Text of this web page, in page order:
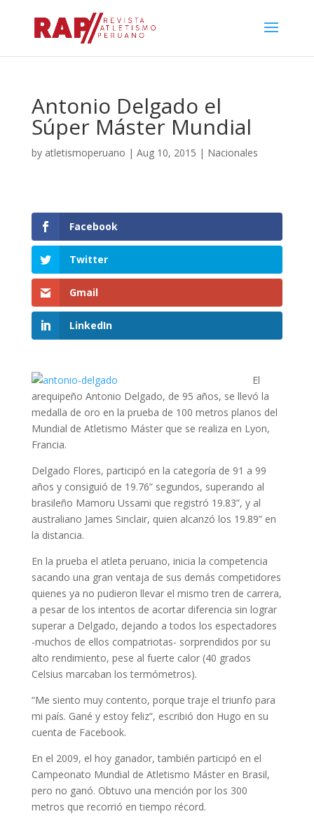
Antonio Delgado el
Súper Máster Mundial
by atletismoperuano | Aug 10, 2015 | Nacionales
Facebook
Twitter
Gmail
LinkedIn
El
arequipeño Antonio Delgado, de 95 años, se llevó la
medalla de oro en la prueba de 100 metros planos del
Mundial de Atletismo Máster que se realiza en Lyon,
Francia.
Delgado Flores, participó en la categoría de 91 a 99
años y consiguió de 19.76” segundos, superando al
brasileño Mamoru Ussami que registró 19.83”, y al
australiano James Sinclair, quien alcanzó los 19.89” en
la distancia.
En la prueba el atleta peruano, inicia la competencia
sacando una gran ventaja de sus demás competidores
quienes ya no pudieron llevar el mismo tren de carrera,
a pesar de los intentos de acortar diferencia sin lograr
superar a Delgado, dejando a todos los espectadores
-muchos de ellos compatriotas- sorprendidos por su
alto rendimiento, pese al fuerte calor (40 grados
Celsius marcaban los termómetros).
“Me siento muy contento, porque traje el triunfo para
mi país. Gané y estoy feliz”, escribió don Hugo en su
cuenta de Facebook.
En el 2009, el hoy ganador, también participó en el
Campeonato Mundial de Atletismo Máster en Brasil,
pero no ganó. Obtuvo una mención por los 300
metros que recorrió en tiempo récord.